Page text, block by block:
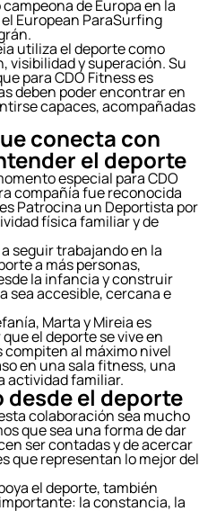
de Europa en la
European ParaSurfing
utiliza el deporte como
visibilidad y superación. Su
para CDO Fitness es
deben poder encontrar en
capaces, acompañadas
conecta con
el deporte
especial para CDO
compañía fue reconocida
Patrocina un Deportista por
física familiar y de
seguir trabajando en la
a más personas,
la infancia y construir
sea accesible, cercana e
Marta y Mireia es
el deporte se vive en
al máximo nivel
en una sala fitness, una
actividad familiar.
desde el deporte
colaboración sea mucho
que sea una forma de dar
ser contadas y de acercar
que representan lo mejor del
el deporte, también
la constancia, la